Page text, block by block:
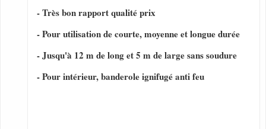
- Très bon rapport qualité prix
- Pour utilisation de courte, moyenne et longue durée
- Jusqu'à 12 m de long et 5 m de large sans soudure
- Pour intérieur, banderole ignifugé anti feu